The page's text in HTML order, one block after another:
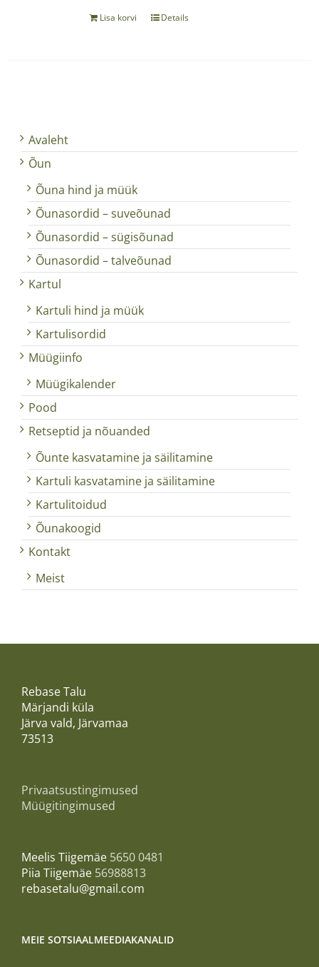
Lisa korvi Details
Avaleht
Õun
Õuna hind ja müük
Õunasordid – suveõunad
Õunasordid – sügisõunad
Õunasordid – talveõunad
Kartul
Kartuli hind ja müük
Kartulisordid
Müügiinfo
Müügikalender
Pood
Retseptid ja nõuanded
Õunte kasvatamine ja säilitamine
Kartuli kasvatamine ja säilitamine
Kartulitoidud
Õunakoogid
Kontakt
Meist
Rebase Talu
Märjandi küla
Järva vald, Järvamaa
73513
Privaatsustingimused
Müügitingimused
Meelis Tiigemäe 5650 0481
Piia Tiigemäe 56988813
rebasetalu@gmail.com
MEIE SOTSIAALMEEDIAKANALID